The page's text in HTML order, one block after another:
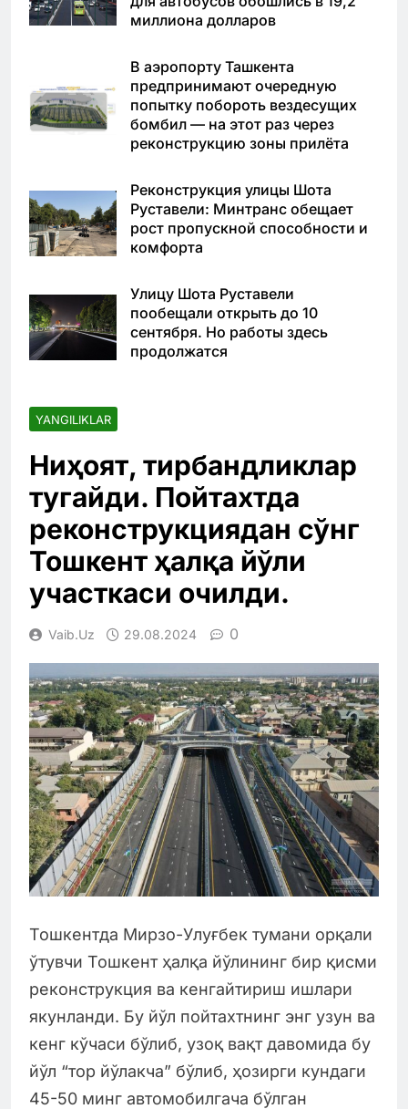
миллиона долларов
В аэропорту Ташкента
предпринимают очередную
попытку побороть вездесущих
бомбил — на этот раз через
реконструкцию зоны прилёта
Реконструкция улицы Шота
Руставели: Минтранс обещает
рост пропускной способности и
комфорта
Улицу Шота Руставели
пообещали открыть до 10
сентября. Но работы здесь
продолжатся
YANGILIKLAR
Ниҳоят, тирбандликлар
тугайди. Пойтахтда
реконструкциядан сўнг
Тошкент ҳалқа йўли
участкаси очилди.
Vaib.uz 29.08.2024 0
Тошкентда Мирзо-Улуғбек тумани орқали
ўтувчи Тошкент ҳалқа йўлининг бир қисми
реконструкция ва кенгайтириш ишлари
якунланди. Бу йўл пойтахтнинг энг узун ва
кенг кўчаси бўлиб, узоқ вақт давомида бу
йўл “тор йўлакча” бўлиб, ҳозирги кундаги
45-50 минг автомобилгача бўлган